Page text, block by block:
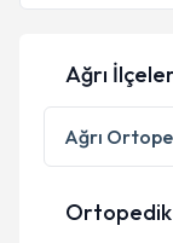
Ağrı
Ağrı
Ortopedik